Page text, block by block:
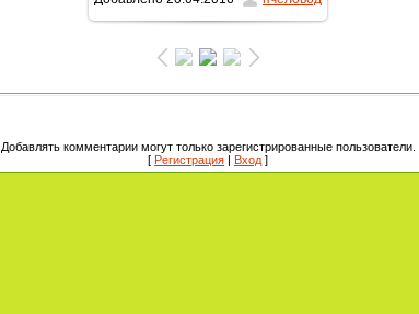
1600x900/ 246.1Kb
Добавлять комментарии могут только зарегистрированные пользователи.
[ Регистрация Вход]